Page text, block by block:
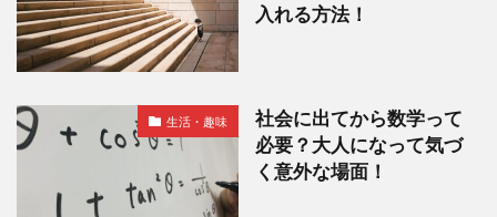
入れる方法！
生活・趣味
社会に出てから数学って
必要？大人になって気づ
く意外な場面！